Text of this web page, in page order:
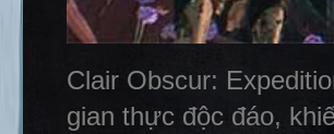
Clair Obscur:
gian thực độc đáo,